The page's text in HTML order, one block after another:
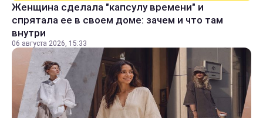
Женщина сделала "капсулу времени" и
спрятала ее в своем доме: зачем и что там
внутри
06 августа 2026, 15:33